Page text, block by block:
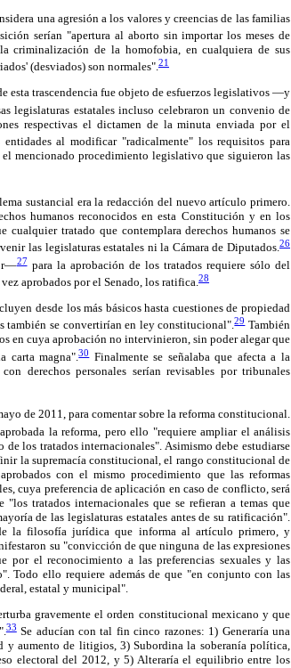
una agresión a los valores y creencias de las familias
serían "apertura al aborto sin importar los meses de
criminalización de la homofobia, en cualquiera de sus
(desviados) son normales".21
esta trascendencia fue objeto de esfuerzos legislativos —y
legislaturas estatales incluso celebraron un convenio de
respectivas el dictamen de la minuta enviada por el
al modificar "radicalmente" los requisitos para
mencionado procedimiento legislativo que siguieron las
sustancial era la redacción del nuevo artículo primero.
humanos reconocidos en esta Constitución y en los
cualquier tratado que contemplara derechos humanos se
las legislaturas estatales ni la Cámara de Diputados.26
27para la aprobación de los tratados requiere sólo del
aprobados por el Senado, los ratifica. 28
desde los más básicos hasta cuestiones de propiedad
también se convertirían en ley constitucional".29También
en cuya aprobación no intervinieron, sin poder alegar que
carta magna".30Finalmente se señalaba que afecta a la
derechos personales serían revisables por tribunales
de 2011, para comentar sobre la reforma constitucional.
la reforma, pero ello "requiere ampliar el análisis
los tratados internacionales". Asimismo debe estudiarse
la supremacía constitucional, el rango constitucional de
con el mismo procedimiento que las reformas
cuya preferencia de aplicación en caso de conflicto, será
tratados internacionales que se refieran a temas que
de las legislaturas estatales antes de su ratificación".
la filosofía jurídica que informa al artículo primero, y
su "convicción de que ninguna de las expresiones
por el reconocimiento a las preferencias sexuales y las
Todo ello requiere además de que "en conjunto con las
estatal y municipal".
gravemente el orden constitucional mexicano y que
33Se aducían con tal fin cinco razones: 1) Generaría una
y aumento de litigios, 3) Subordina la soberanía política,
electoral del 2012, y 5) Alteraría el equilibrio entre los